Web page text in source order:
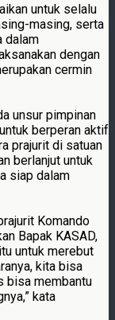
untuk selalu
masing, serta
dalam
dengan
cermin
unsur pimpinan
berperan aktif
prajurit di satuan
berlanjut untuk
siap dalam
Komando
Bapak KASAD,
untuk merebut
kita bisa
bisa membantu
kata